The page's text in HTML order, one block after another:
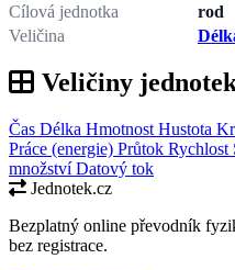
Cílová jednotka
rod
Veličina
Veličiny
Čas Délka Hmotnost Hustota
Práce (energie) Průtok Rychlost
množstvíDatový tok
Jednotek.cz
Bezplatný online převodník
bez registrace.